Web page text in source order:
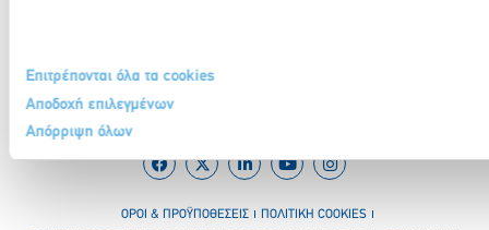
Επιτρέπονται όλα τα cookies
Αποδοχή επιλεγμένων
Απόρριψη όλων
ΟΡΟΙ & ΠΡΟΫΠΟΘΕΣΕΙΣ
ΠΟΛΙΤΙΚΗ COOKIES